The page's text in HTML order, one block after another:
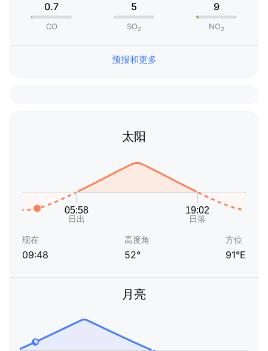
0.7
CO
5
SO2
9
NO2
预报和更多
太阳
现在
09:48
高度角
52°
方位
91°E
月亮